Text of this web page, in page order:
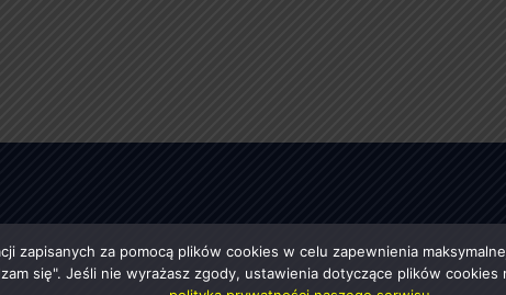
zapisanych za pomocą plików cookies w celu zapewnienia
się". Jeśli nie wyrażasz zgody, ustawienia dotyczące plików